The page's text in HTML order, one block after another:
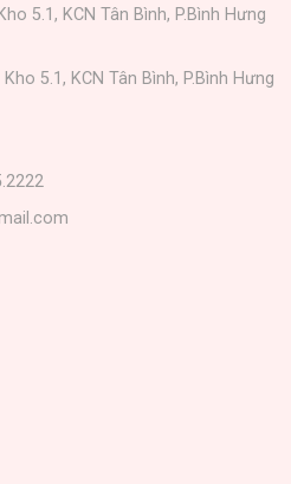
5.1, KCN Tân Bình, P.Bình Hưng
5.1, KCN Tân Bình, P.Bình Hưng